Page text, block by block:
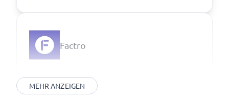
Factro
MEHR ANZEIGEN